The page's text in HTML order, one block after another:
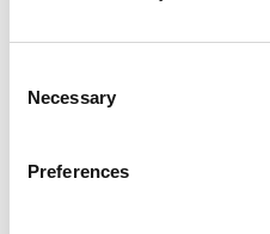
Selection
Necessary
Preferences